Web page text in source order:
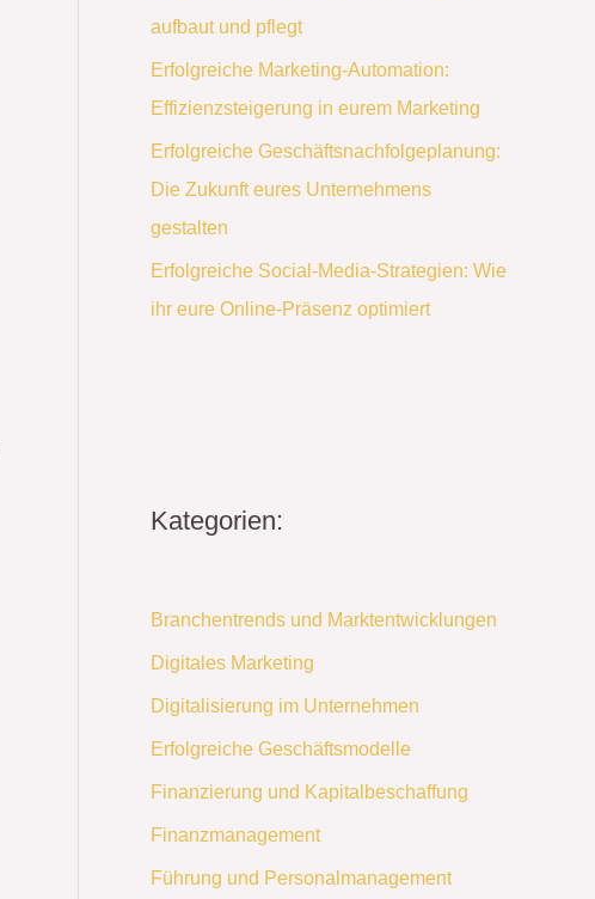
aufbaut und pflegt
Erfolgreiche Marketing-Automation:
Effizienzsteigerung in eurem Marketing
Erfolgreiche Geschäftsnachfolgeplanung:
Die Zukunft eures Unternehmens
gestalten
Erfolgreiche Social-Media-Strategien: Wie
ihr eure Online-Präsenz optimiert
Kategorien:
Branchentrends und Marktentwicklungen
Digitales Marketing
Digitalisierung im Unternehmen
Erfolgreiche Geschäftsmodelle
Finanzierung und Kapitalbeschaffung
Finanzmanagement
Führung und Personalmanagement